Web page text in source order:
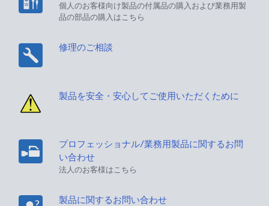
個人のお客様向け製品の付属品の購入および業務用製
品の部品の購入はこちら
修理のご相談
製品を安全・安心してご使用いただくために
プロフェッショナル/業務用製品に関するお問
い合わせ
法人のお客様はこちら
製品に関するお問い合わせ